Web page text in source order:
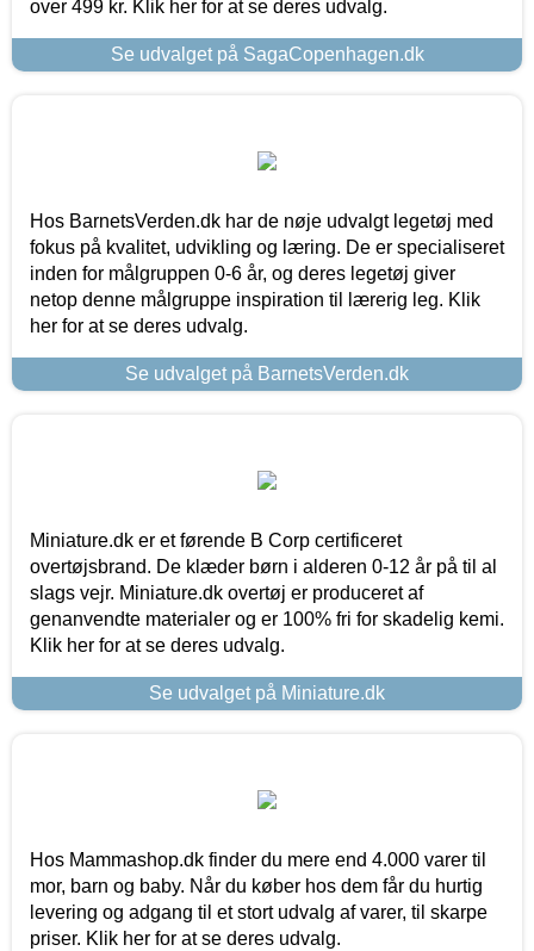
over 499 kr. Klik her for at se deres udvalg.
Se udvalget på SagaCopenhagen.dk
Hos BarnetsVerden.dk har de nøje udvalgt legetøj med
fokus på kvalitet, udvikling og læring. De er specialiseret
inden for målgruppen 0-6 år, og deres legetøj giver
netop denne målgruppe inspiration til lærerig leg. Klik
her for at se deres udvalg.
Se udvalget på BarnetsVerden.dk
Miniature.dk er et førende B Corp certificeret
overtøjsbrand. De klæder børn i alderen 0-12 år på til al
slags vejr. Miniature.dk overtøj er produceret af
genanvendte materialer og er 100% fri for skadelig kemi.
Klik her for at se deres udvalg.
Se udvalget på Miniature.dk
Hos Mammashop.dk finder du mere end 4.000 varer til
mor, barn og baby. Når du køber hos dem får du hurtig
levering og adgang til et stort udvalg af varer, til skarpe
priser. Klik her for at se deres udvalg.